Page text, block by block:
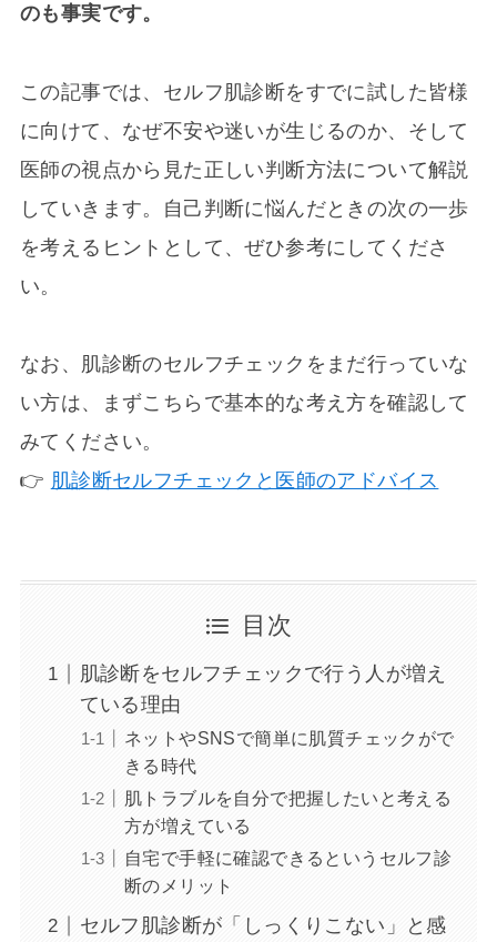
のも事実です。
この記事では、セルフ肌診断をすでに試した皆様
に向けて、なぜ不安や迷いが生じるのか、そして
医師の視点から見た正しい判断方法について解説
していきます。自己判断に悩んだときの次の一歩
を考えるヒントとして、ぜひ参考にしてくださ
い。
なお、肌診断のセルフチェックをまだ行っていな
い方は、まずこちらで基本的な考え方を確認して
みてください。
👉 肌診断セルフチェックと医師のアドバイス
目次
肌診断をセルフチェックで行う人が増え
ている理由
ネットやSNSで簡単に肌質チェックがで
きる時代
肌トラブルを自分で把握したいと考える
方が増えている
自宅で手軽に確認できるというセルフ診
断のメリット
セルフ肌診断が「しっくりこない」と感